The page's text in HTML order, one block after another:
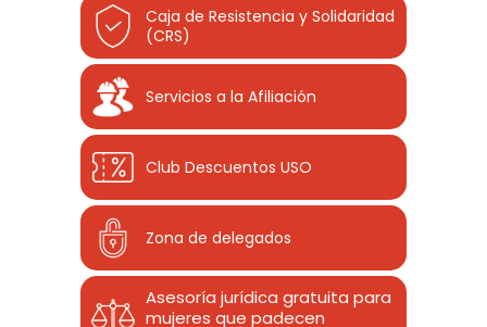
Caja de Resistencia y Solidaridad
(CRS)
Servicios a la Afiliación
Club Descuentos USO
Zona de delegados
Asesoría jurídica gratuita para
mujeres que padecen